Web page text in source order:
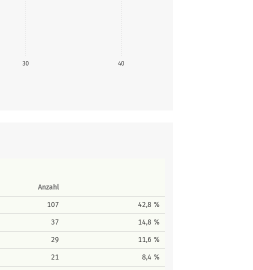
30 40
Anzahl
107 42,8 %
37 14,8 %
29 11,6 %
21 8,4 %